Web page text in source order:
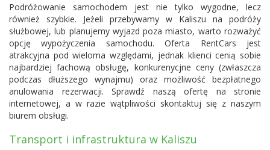
Podróżowanie samochodem jest nie tylko wygodne, lecz
również szybkie. Jeżeli przebywamy w Kaliszu na podróży
służbowej, lub planujemy wyjazd poza miasto, warto rozważyć
opcję wypożyczenia samochodu. Oferta RentCars jest
atrakcyjna pod wieloma względami, jednak klienci cenią sobie
najbardziej fachową obsługę, konkurenycjne ceny (zwłaszcza
podczas dłuższego wynajmu) oraz możliwość bezpłatnego
anulowania rezerwacji. Sprawdź naszą ofertę na stronie
internetowej, a w razie wątpliwości skontaktuj się z naszym
biurem obsługi.
Transport i infrastruktura w Kaliszu